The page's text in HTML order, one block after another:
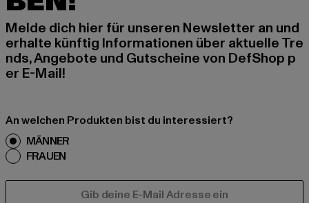
Melde dich hier für unseren Newsletter an und
erhalte künftig Informationen über aktuelle Tre
nds, Angebote und Gutscheine von DefShop p
er E-Mail!
An welchen Produkten bist du interessiert?
MÄNNER
FRAUEN